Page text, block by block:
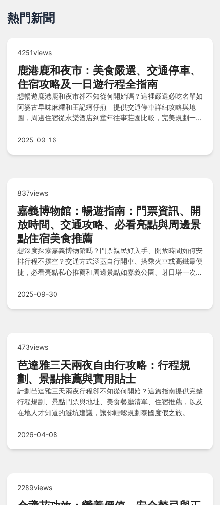
熱門新聞
4251views
鹿港鹿和夜市：美食嚴選、交通停車、
住宿攻略及一日遊行程全指南
想暢遊鹿港鹿和夜市卻不知從何開始嗎？這裡嚴選必吃名單如
阿婆古早味麻糬和王記蚵仔煎，提供交通停車詳細攻略與地
圖，周邊住宿從永樂酒店到童年往事莊園比較，完美規劃一日
2025-09-16
837views
嘉義博物館：暢遊指南：門票資訊、開
放時間、交通攻略、必看亮點與周邊景
點住宿美食推薦
想深度探索嘉義博物館嗎？門票親民好入手、開放時間如何安
排行程不撲空？交通方式涵蓋自行開車、搭乘火車或高鐵最便
捷，必看亮點私心推薦和周邊景點如嘉義公園、射日塔一次打
小吃滿足味蕾，讓旅程豐富不無聊！
2025-09-30
473views
芭達雅三天兩夜自由行攻略：行程規
劃、景點推薦與實用貼士
計劃芭達雅三天兩夜行程卻不知從何開始？這篇指南提供完整
行程規劃、景點門票與地址、美食餐廳清單、住宿推薦，以及
在地人才知道的避坑建議，讓你輕鬆規劃泰國度假之旅。
2026-04-08
2289views